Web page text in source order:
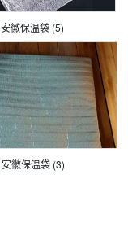
安徽保温袋 (5)
安徽保温袋 (3)